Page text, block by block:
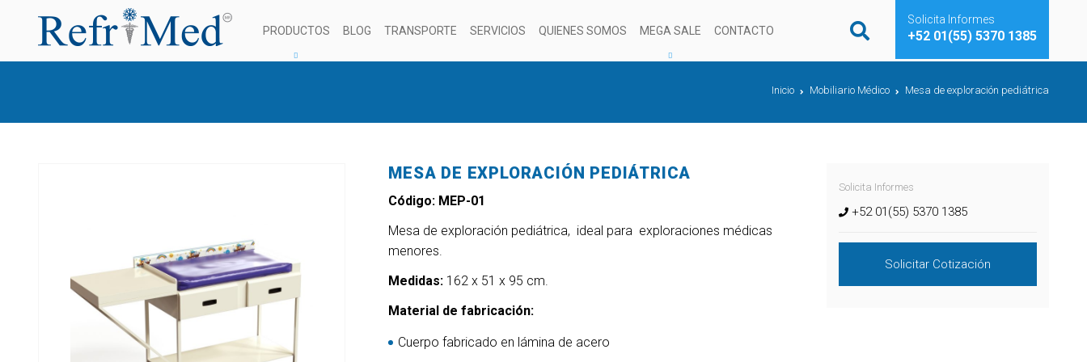
PRODUCTOS BLOG TRANSPORTE SERVICIOS QUIENES SOMOS MEGA SALE CONTACTO
Solicita Informes
+52 01(55) 5370 1385
Inicio Mobiliario Médico Mesa de exploración pediátrica
MESA DE EXPLORACIÓN PEDIÁTRICA
Código: MEP-01
Mesa de exploración pediátrica, ideal para exploraciones médicas
menores.
Medidas: 162 x 51 x 95 cm.
Material de fabricación:
Cuerpo fabricado en lámina de acero
Solicita Informes
+52 01(55) 5370 1385
Solicitar Cotización